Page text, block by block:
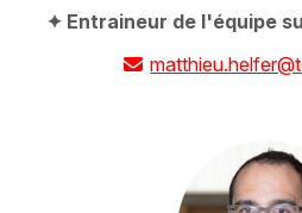
Entraineur de l'équipe